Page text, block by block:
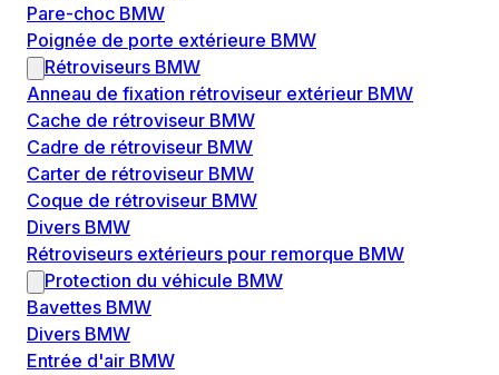
Pare-choc BMW
Poignée de porte extérieure BMW
Rétroviseurs BMW
Anneau de fixation rétroviseur extérieur BMW
Cache de rétroviseur BMW
Cadre de rétroviseur BMW
Carter de rétroviseur BMW
Coque de rétroviseur BMW
Divers BMW
Rétroviseurs extérieurs pour remorque BMW
Protection du véhicule BMW
Bavettes BMW
Divers BMW
Entrée d'air BMW